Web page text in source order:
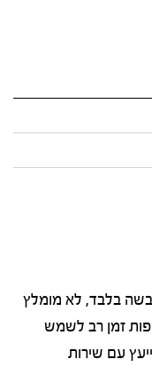
בלבד, לא מומלץ
זמן רב לשמש
עם שירות